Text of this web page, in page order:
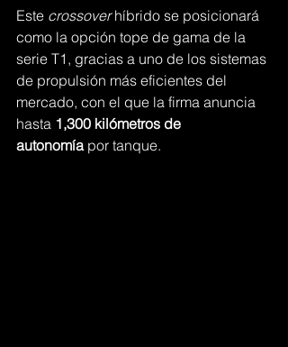
Este crossover híbrido se posicionará
como la opción tope de gama de la
serie T1, gracias a uno de los sistemas
de propulsión más eficientes del
mercado, con el que la firma anuncia
hasta 1,300 kilómetros de
autonomía por tanque.